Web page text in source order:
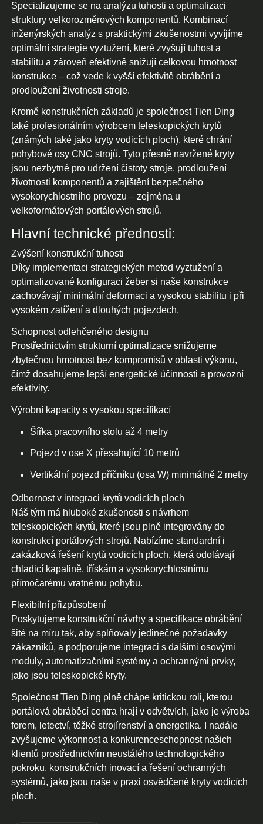
Specializujeme se na analýzu tuhosti a optimalizaci
struktury velkorozměrových komponentů. Kombinací
inženýrských analýz s praktickými zkušenostmi vyvíjíme
optimální strategie vyztužení, které zvyšují tuhost a
stabilitu a zároveň efektivně snižují celkovou hmotnost
konstrukce – což vede k vyšší efektivitě obrábění a
prodloužení životnosti stroje.
Kromě konstrukčních základů je společnost Tien Ding
také profesionálním výrobcem teleskopických krytů
(známých také jako kryty vodicích ploch), které chrání
pohybové osy CNC strojů. Tyto přesně navržené kryty
jsou nezbytné pro udržení čistoty stroje, prodloužení
životnosti komponentů a zajištění bezpečného
vysokorychlostního provozu – zejména u
velkoformátových portálových strojů.
Hlavní technické přednosti:
Zvýšení konstrukční tuhosti
Díky implementaci strategických metod vyztužení a
optimalizované konfiguraci žeber si naše konstrukce
zachovávají minimální deformaci a vysokou stabilitu i při
vysokém zatížení a dlouhých pojezdech.
Schopnost odlehčeného designu
Prostřednictvím strukturní optimalizace snižujeme
zbytečnou hmotnost bez kompromisů v oblasti výkonu,
čímž dosahujeme lepší energetické účinnosti a provozní
efektivity.
Výrobní kapacity s vysokou specifikací
Šířka pracovního stolu až 4 metry
Pojezd v ose X přesahující 10 metrů
Vertikální pojezd příčníku (osa W) minimálně 2 metry
Odbornost v integraci krytů vodicích ploch
Náš tým má hluboké zkušenosti s návrhem
teleskopických krytů, které jsou plně integrovány do
konstrukcí portálových strojů. Nabízíme standardní i
zakázková řešení krytů vodicích ploch, která odolávají
chladicí kapalině, třískám a vysokorychlostnímu
přímočarému vratnému pohybu.
Flexibilní přizpůsobení
Poskytujeme konstrukční návrhy a specifikace obrábění
šité na míru tak, aby splňovaly jedinečné požadavky
zákazníků, a podporujeme integraci s dalšími osovými
moduly, automatizačními systémy a ochrannými prvky,
jako jsou teleskopické kryty.
Společnost Tien Ding plně chápe kritickou roli, kterou
portálová obráběcí centra hrají v odvětvích, jako je výroba
forem, letectví, těžké strojírenství a energetika. I nadále
zvyšujeme výkonnost a konkurenceschopnost našich
klientů prostřednictvím neustálého technologického
pokroku, konstrukčních inovací a řešení ochranných
systémů, jako jsou naše v praxi osvědčené kryty vodicích
ploch.